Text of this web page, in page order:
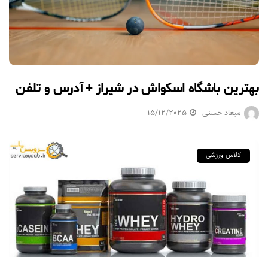
بهترین باشگاه اسکواش در شیراز + آدرس و تلفن
میعاد حسنی 15/12/2025
کلاس ورزشی